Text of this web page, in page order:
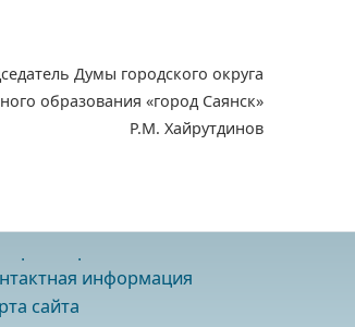
Думы городского округа
образования «город Саянск»
Р.М. Хайрутдинов
информация
сайта